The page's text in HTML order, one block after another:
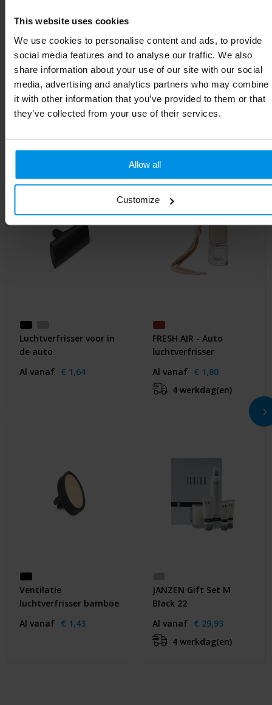
This website uses cookies
We use cookies to personalise content and ads, to provide
social media features and to analyse our traffic. We also
share information about your use of our site with our social
media, advertising and analytics partners who may combine
it with other information that you’ve provided to them or that
they’ve collected from your use of their services.
Allow all
Customize
Hoogte 7.9 cm
Breedte
Lengte 24.9 cm
Gerelateerde producten
Luchtverfrisser voor in
de auto
Al vanaf € 1,64
FRESH AIR - Auto
luchtverfrisser
Al vanaf € 1,80
4 werkdag(en)
Ventilatie
luchtverfrisser bamboe
Al vanaf € 1,43
JANZEN Gift Set M
Black 22
Al vanaf € 29,93
4 werkdag(en)